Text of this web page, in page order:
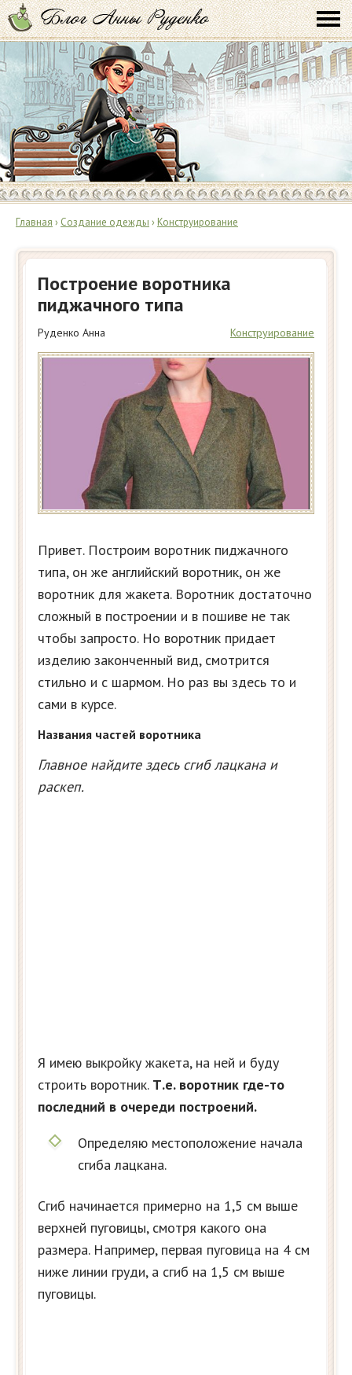
Главная › Создание одежды › Конструирование
Построение воротника
пиджачного типа
Руденко Анна Конструирование
Привет. Построим воротник пиджачного
типа, он же английский воротник, он же
воротник для жакета. Воротник достаточно
сложный в построении и в пошиве не так
чтобы запросто. Но воротник придает
изделию законченный вид, смотрится
стильно и с шармом. Но раз вы здесь то и
сами в курсе.
Названия частей воротника
Главное найдите здесь сгиб лацкана и
раскеп.
Я имею выкройку жакета, на ней и буду
строить воротник. Т.е. воротник где-то
последний в очереди построений.
Определяю местоположение начала
сгиба лацкана.
Сгиб начинается примерно на 1,5 см выше
верхней пуговицы, смотря какого она
размера. Например, первая пуговица на 4 см
ниже линии груди, а сгиб на 1,5 см выше
пуговицы.